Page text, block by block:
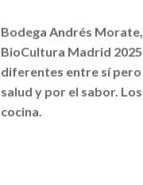
Bodega Andrés
BioCultura Madrid 2025
diferentes entre sí
salud y por el sabor.
cocina.